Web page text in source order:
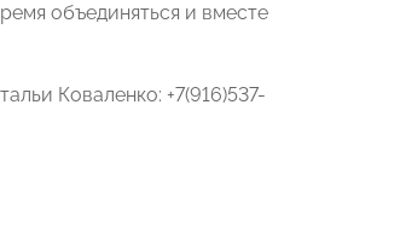
объединяться и вместе
Коваленко: +7(916)537-